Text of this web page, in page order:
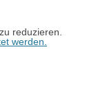
reduzieren.
werden.